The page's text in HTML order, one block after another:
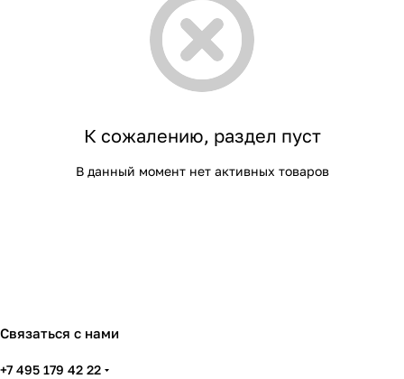
К сожалению, раздел пуст
В данный момент нет активных товаров
Связаться с нами
+7 495 179 42 22